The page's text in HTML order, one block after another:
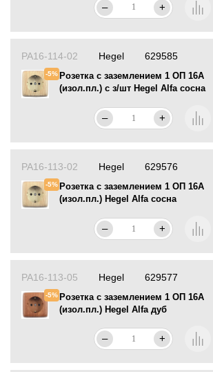
– +
629585
РА16-114-02
-5% Розетка с заземлением 1 ОП 16А
(изол.пл.) с з/шт Hegel Alfa сосна
Hegel
– +
629576
РА16-113-02
-5% Розетка с заземлением 1 ОП 16А
(изол.пл.) Hegel Alfa сосна
Hegel
– +
629577
РА16-113-05
-5% Розетка с заземлением 1 ОП 16А
(изол.пл.) Hegel Alfa дуб
Hegel
– +